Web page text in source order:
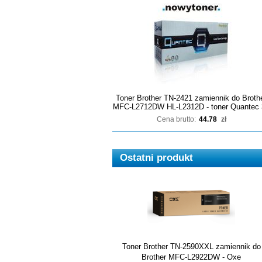
Toner Brother TN-2421 zamiennik do
MFC-L2712DW HL-L2312D - toner Quantec
Cena brutto: 44.78 zł
Ostatni produkt
Toner Brother TN-2590XXL zamiennik do
Brother MFC-L2922DW - Oxe